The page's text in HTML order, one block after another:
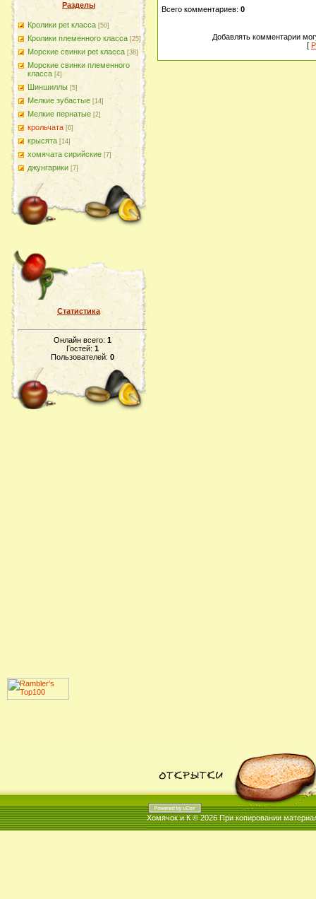
Разделы
Кролики pet класса [50]
Кролики племенного класса [25]
Морские свинки pet класса [38]
Морские свинки племенного
класса [4]
Шиншиллы [5]
Мелкие зубастые [14]
Мелкие пернатые [2]
крольчата [6]
крысята [14]
хомячата сирийские [7]
джунгарики [7]
Статистика
Онлайн всего: 1
Гостей: 1
Пользователей: 0
Всего комментариев: 0
Добавлять комментарии
[
Хомячок и К © 2026При копировании